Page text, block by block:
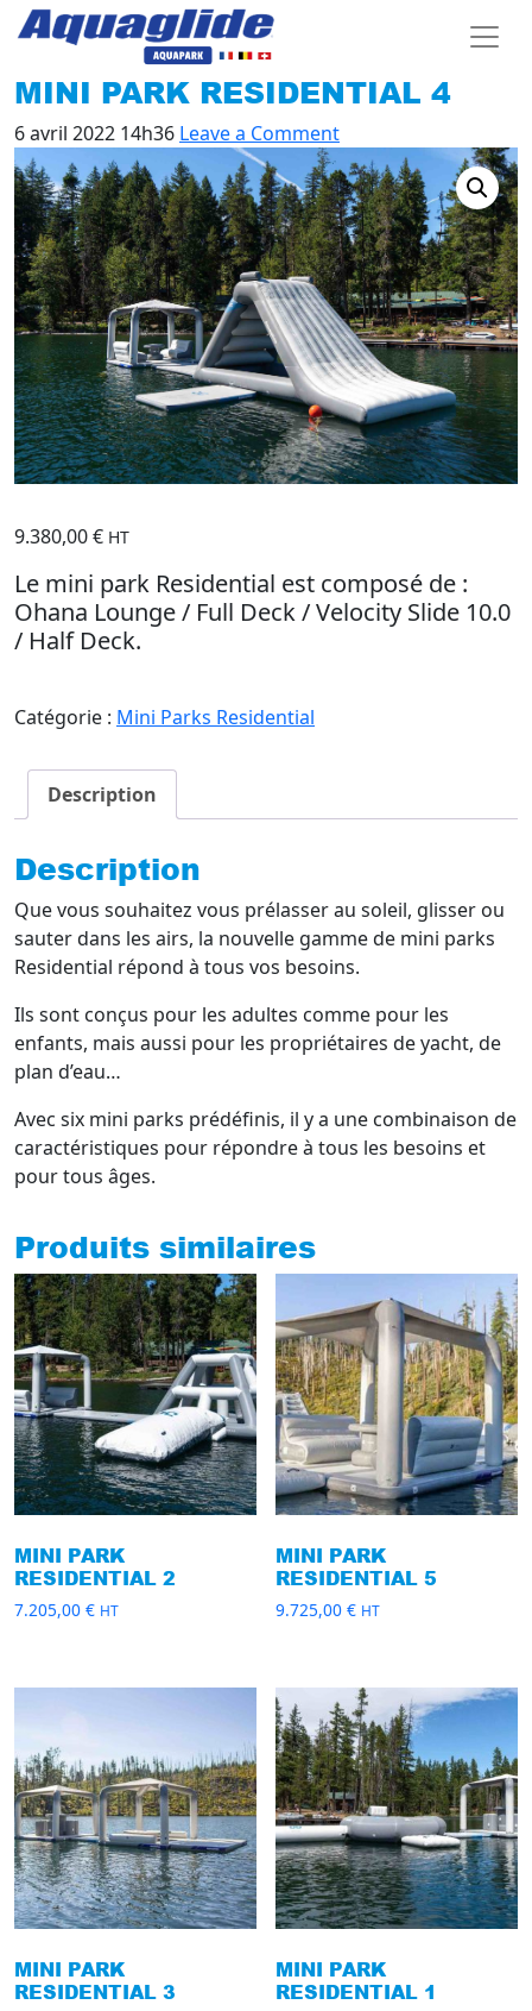
MINI PARK RESIDENTIAL 4
6 avril 2022 14h36 Leave a Comment
9.380,00€ HT
Le mini park Residential est composé de :
Ohana Lounge / Full Deck / Velocity Slide 10.0
/ Half Deck.
Catégorie : Mini Parks Residential
Description
Description
Que vous souhaitez vous prélasser au soleil, glisser ou
sauter dans les airs, la nouvelle gamme de mini parks
Residential répond à tous vos besoins.
Ils sont conçus pour les adultes comme pour les
enfants, mais aussi pour les propriétaires de yacht, de
plan d’eau…
Avec six mini parks prédéfinis, il y a une combinaison de
caractéristiques pour répondre à tous les besoins et
pour tous âges.
Produits similaires
MINI PARK
RESIDENTIAL 2
7.205,00 € HT
MINI PARK
RESIDENTIAL 5
9.725,00€ HT
MINI PARK
RESIDENTIAL 3
MINI PARK
RESIDENTIAL 1